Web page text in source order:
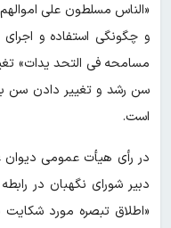
«الناس مسلطون علی
و چگونگی استفاده و
مسامحه فی التحد یدات»
سن رشد و تغییر دادن سن
است.
در رأی هیأت عمومی دیوان
دبیر شورای نگهبان در
«اطلاق تبصره مورد